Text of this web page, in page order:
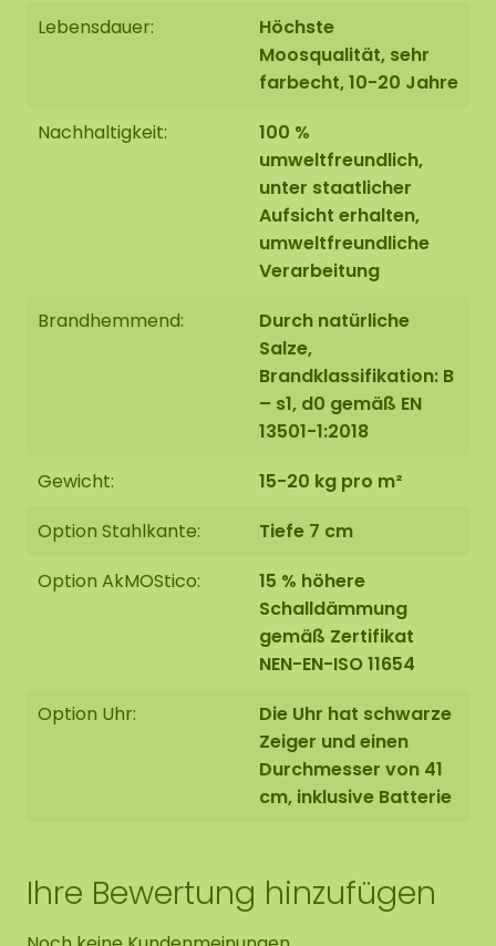
Ein Mooszirkel mit einem Durchmesser von 1,00 cm
hat ein Gewicht von +/- 20-25 KG (einschließlich
Stahlrahmen). Für eine optimale Schallabsorption
können wir optional eine Akustikplatte
(AkMOStico) in den Mooszirkel einbauen. Dies
bietet 15% mehr Schallabsorption!
Randbearbeitung des
Mooskreises
Ausführung 1: Kante nicht bearbeitet.
der unteren Platte ist schwarz. Wir runden die
Kante des Mooskreises bis zurKante der unteren
Stahlkante versehen.
Die Stahlkante wird mit einer
hochwertigen Pulverbeschichtung in MAT-
Schwarz RAL 9005 (Industrieschwarz) beschichtet.
Die Mooszirkel werden auf Bestellung in Asten (NL)
mit größter Sorgfalt für Sie handgefertigt.
abzuholen:
Lebensdauer:
Höchste
Moosqualität, sehr
farbecht, 10-20 Jahre
Nachhaltigkeit:
100 %
umweltfreundlich,
unter staatlicher
Aufsicht erhalten,
umweltfreundliche
Verarbeitung
Brandhemmend:
Durch natürliche
Salze,
Brandklassifikation: B
– s1, d0 gemäß EN
13501-1:2018
Gewicht:
15-20 kg pro m²
Option Stahlkante:
Tiefe 7 cm
Option AkMOStico:
15 % höhere
Schalldämmung
gemäß Zertifikat
NEN-EN-ISO 11654
Option Uhr:
Die Uhr hat schwarze
Zeiger und einen
Durchmesser von 41
cm, inklusive Batterie
Ihre Bewertung hinzufügen